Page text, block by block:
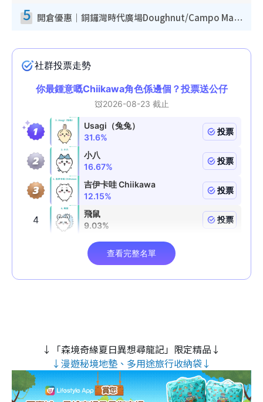
5 開倉優惠｜銅鑼灣時代廣場Doughnut/Campo Marzio開倉低至1折！背囊、書包、手袋劈價$200起
↓「森境奇緣夏日異想尋龍記」限定精品↓
↓漫遊秘境地墊、多用途旅行收納袋↓